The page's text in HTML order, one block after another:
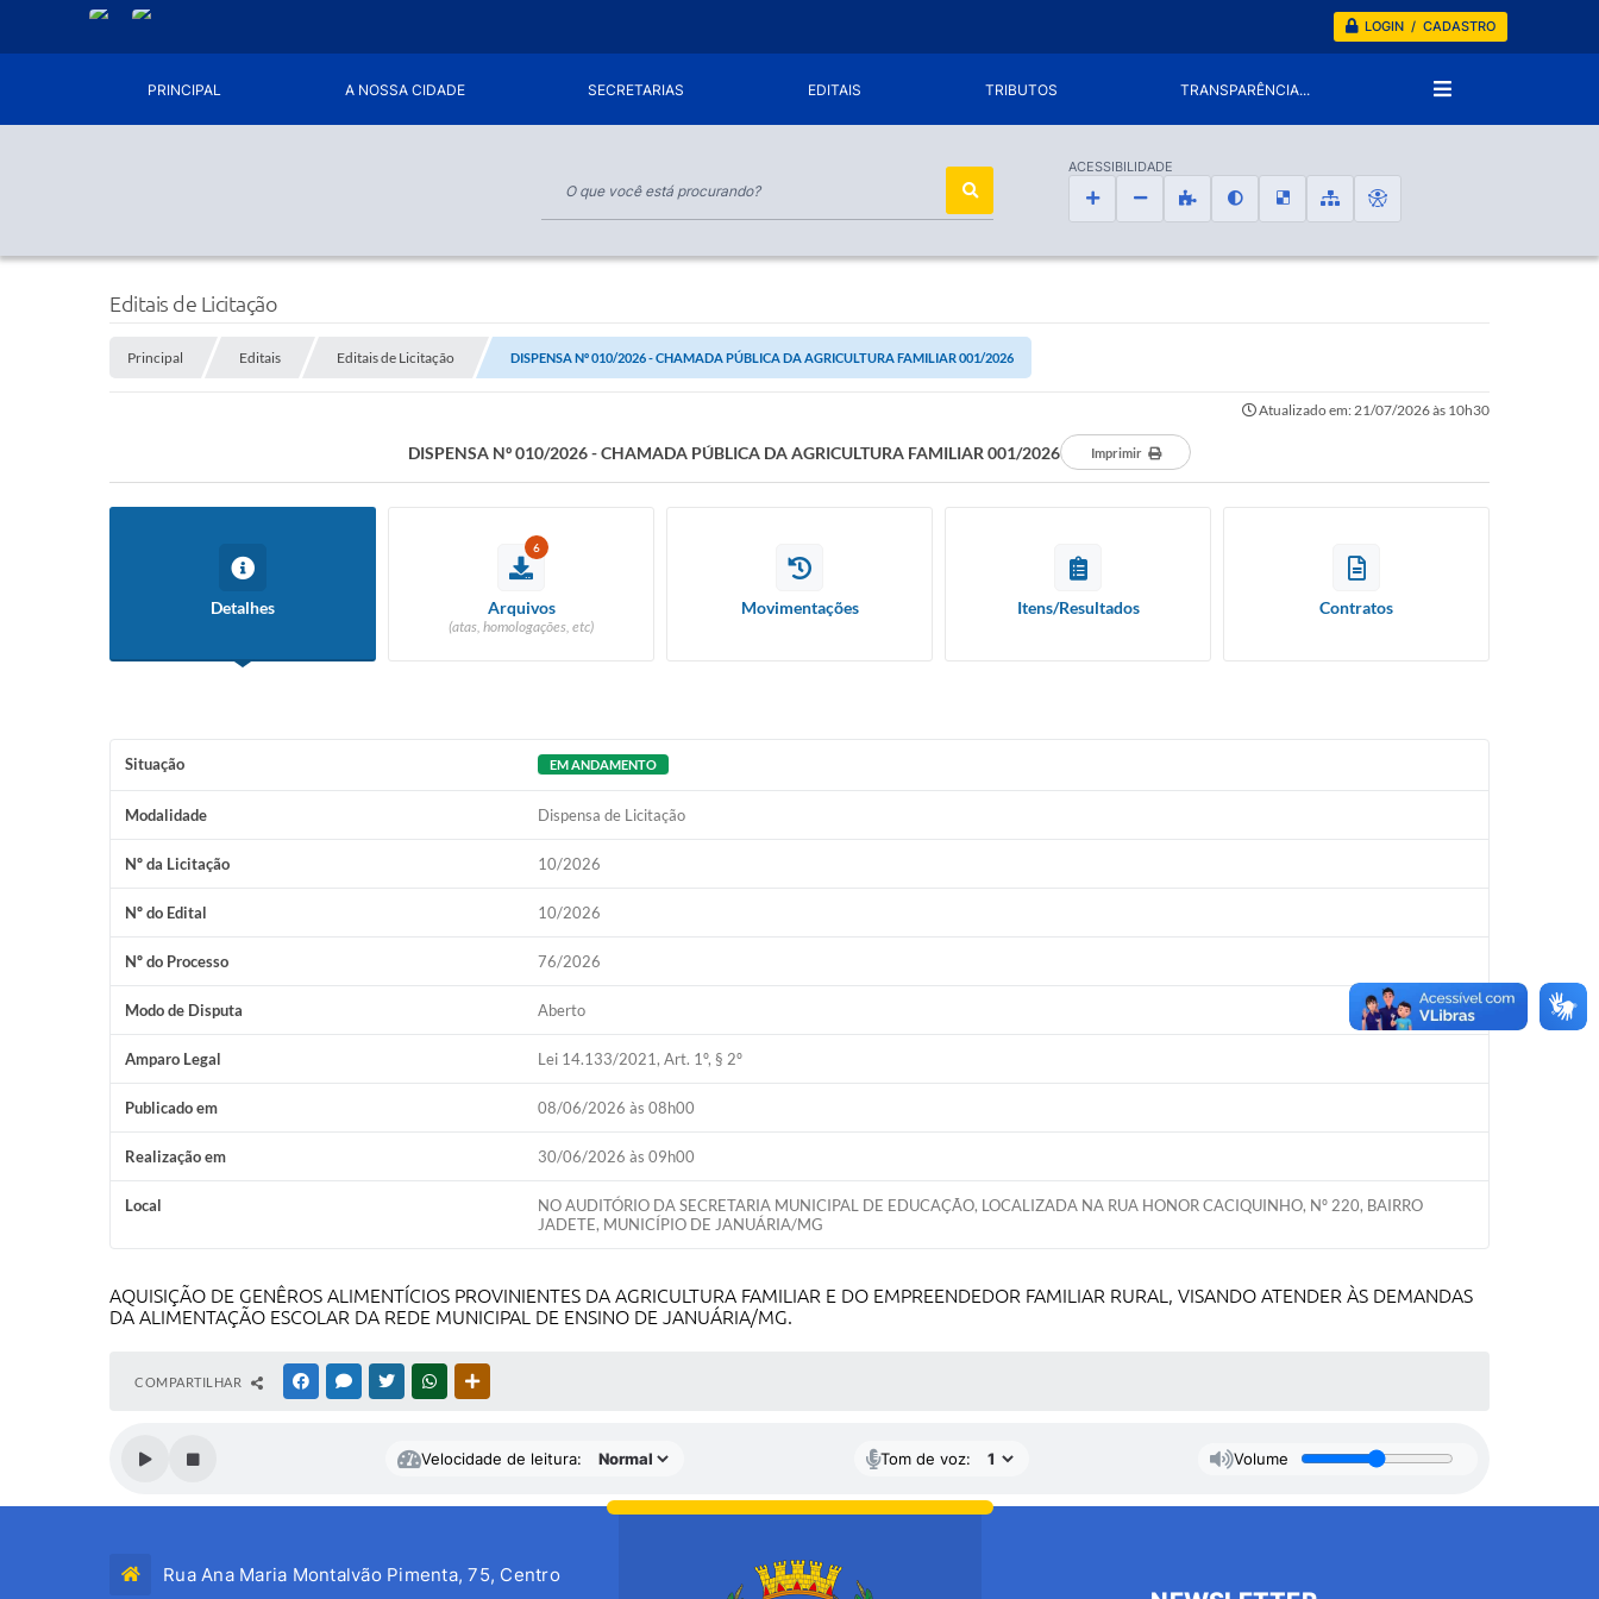
LOGIN / CADASTRO
PRINCIPAL A NOSSA CIDADE SECRETARIAS EDITAIS TRIBUTOS TRANSPARÊNCIA...
ACESSIBILIDADE
Editais de Licitação
Principal Editais Editais de Licitação DISPENSA Nº 010/2026 - CHAMADA PÚBLICA DA AGRICULTURA FAMILIAR 001/2026
Atualizado em: 21/07/2026 às 10h30
DISPENSA Nº 010/2026 - CHAMADA PÚBLICA DA AGRICULTURA FAMILIAR 001/2026 Imprimir
Detalhes
6
Arquivos
(atas, homologações, etc)
Movimentações Itens/Resultados Contratos
Situação EM ANDAMENTO
Modalidade Dispensa de Licitação
Nº da Licitação 10/2026
Nº do Edital 10/2026
Nº do Processo 76/2026
Modo de Disputa Aberto
Amparo Legal Lei 14.133/2021, Art. 1º, § 2º
Publicado em 08/06/2026 às 08h00
Realização em 30/06/2026 às 09h00
Local
NO AUDITÓRIO DA SECRETARIA MUNICIPAL DE EDUCAÇÃO, LOCALIZADA NA RUA HONOR CACIQUINHO, Nº 220, BAIRRO
JADETE, MUNICÍPIO DE JANUÁRIA/MG
AQUISIÇÃO DE GENÊROS ALIMENTÍCIOS PROVINIENTES DA AGRICULTURA FAMILIAR E DO EMPREENDEDOR FAMILIAR RURAL, VISANDO ATENDER ÀS DEMANDAS
DA ALIMENTAÇÃO ESCOLAR DA REDE MUNICIPAL DE ENSINO DE JANUÁRIA/MG.
COMPARTILHAR FACEBOOKMESSENGER
TWITTERWHATSAPP
Velocidade de leitura: Tom de voz: Volume
Rua Ana Maria Montalvão Pimenta, 75, Centro